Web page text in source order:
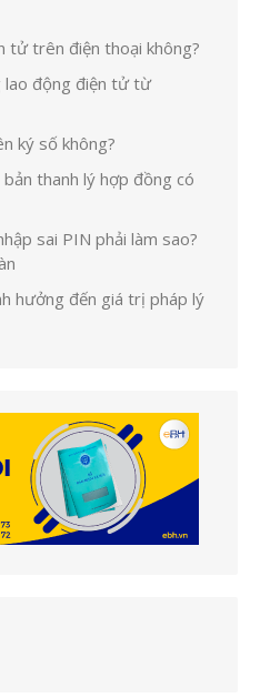
tử trên điện thoại không?
lao động điện tử từ
ký số không?
thanh lý hợp đồng có
sai PIN phải làm sao?
hưởng đến giá trị pháp lý